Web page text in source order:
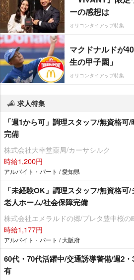
ーの感想は
オリコンタイアップ特集
マクドナルドが
生の甲子園」
オリコンタイアップ特集
求人特集
「週1から可」調理スタッフ/無資格
完備
株式会社大幸堂薬局/カーサシルク
時給1,200円
アルバイト・パート / 愛知県
「未経験OK」調理スタッフ/無資格
老人ホーム/社会保障完備
株式会社エメラルドの郷/プレタ豊中桜の
時給1,177円
アルバイト・パート / 大阪府
60代・70代活躍中/交通誘導警備/週2
有